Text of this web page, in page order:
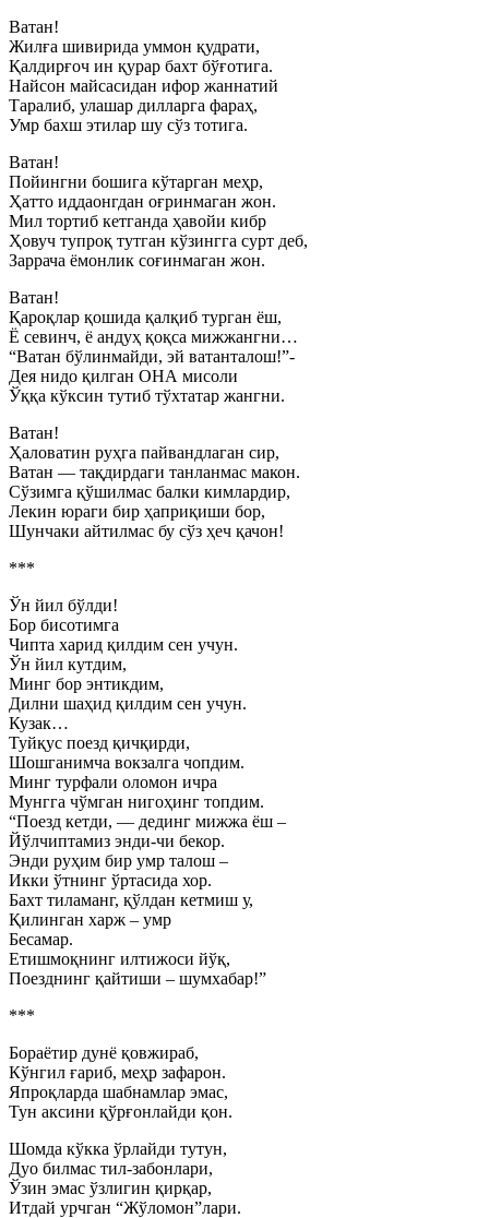
Ватан!
Жилға шивирида уммон қудрати,
Қалдирғоч ин қурар бахт бўғотига.
Найсон майсасидан ифор жаннатий
Таралиб, улашар дилларга фараҳ,
Умр бахш этилар шу сўз тотига.
Ватан!
Пойингни бошига кўтарган меҳр,
Ҳатто иддаонгдан оғринмаган жон.
Мил тортиб кетганда ҳавойи кибр
Ҳовуч тупроқ тутган кўзингга сурт деб,
Заррача ёмонлик соғинмаган жон.
Ватан!
Қароқлар қошида қалқиб турган ёш,
Ё севинч, ё андуҳ қоқса мижжангни…
“Ватан бўлинмайди, эй ватанталош!”-
Дея нидо қилган ОНА мисоли
Ўққа кўксин тутиб тўхтатар жангни.
Ватан!
Ҳаловатин руҳга пайвандлаган сир,
Ватан — тақдирдаги танланмас макон.
Сўзимга қўшилмас балки кимлардир,
Лекин юраги бир ҳаприқиши бор,
Шунчаки айтилмас бу сўз ҳеч қачон!
***
Ўн йил бўлди!
Бор бисотимга
Чипта харид қилдим сен учун.
Ўн йил кутдим,
Минг бор энтикдим,
Дилни шаҳид қилдим сен учун.
Кузак…
Туйқус поезд қичқирди,
Шошганимча вокзалга чопдим.
Минг турфали оломон ичра
Мунгга чўмган нигоҳинг топдим.
“Поезд кетди, — дединг мижжа ёш –
Йўлчиптамиз энди-чи бекор.
Энди руҳим бир умр талош –
Икки ўтнинг ўртасида хор.
Бахт тиламанг, қўлдан кетмиш у,
Қилинган харж – умр
Бесамар.
Етишмоқнинг илтижоси йўқ,
Поезднинг қайтиши – шумхабар!”
***
Бораётир дунё қовжираб,
Кўнгил ғариб, меҳр зафарон.
Япроқларда шабнамлар эмас,
Тун аксини қўрғонлайди қон.
Шомда кўкка ўрлайди тутун,
Дуо билмас тил-забонлари,
Ўзин эмас ўзлигин қирқар,
Итдай урчган “Жўломон”лари.